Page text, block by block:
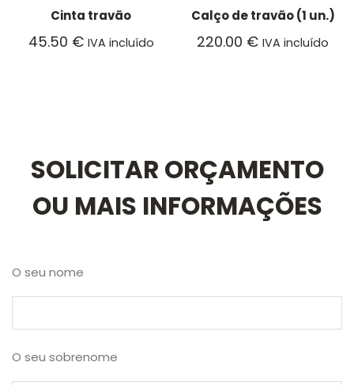
Cinta travão
45.50 € IVA incluído
Calço de travão (1 un.)
220.00 € IVA incluído
SOLICITAR ORÇAMENTO
OU MAIS INFORMAÇÕES
O seu nome
O seu sobrenome